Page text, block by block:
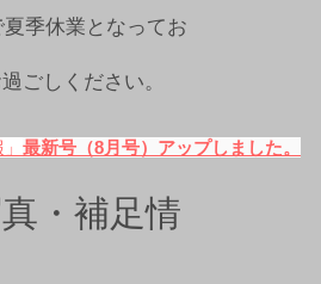
季休業となってお
ごしください。
最新号（8月号）アップしました。
・補足情